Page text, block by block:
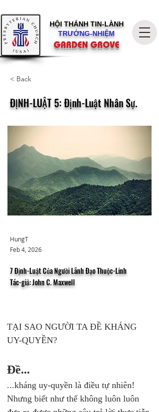
HỘI THÁNH TIN-LÀNH
TRƯỞNG-NHIỆM
GARDEN GROVE
< Back
ĐỊNH-LUẬT 5: Định-Luật Nhân Sự.
HungT
Feb 4, 2026
7 Định-Luật Của Người Lãnh Đạo Thuộc-Linh
Tác-giả: John C. Maxwell
TẠI SAO NGƯỜI TA ĐỀ KHÁNG
UY-QUYỀN?
Đề...
...kháng uy-quyền là điều tự nhiên!
Nhưng biết như thế không luôn luôn